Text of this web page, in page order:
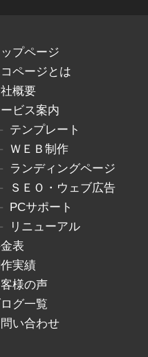
ップページ
ページとは
概要
ビス案内
テンプレート
ＷＥＢ制作
ランディングページ
ＳＥＯ・ウェブ広告
PCサポート
リニューアル
表
実績
様の声
グ一覧
い合わせ